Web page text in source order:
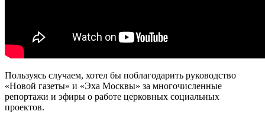
Пользуясь случаем, хотел бы поблагодарить руководство
«Новой газеты» и «Эха Москвы» за многочисленные
репортажи и эфиры о работе церковных социальных
проектов.